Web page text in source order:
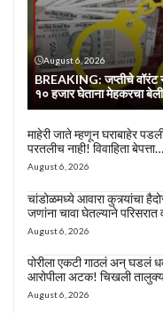
August 6, 2026
BREAKING: जप्तीचे वॉरंट न
१० हजार घेताना मेहकरचा
माहेरी जाते म्हणून घराबाहेर
परतलीच नाही! विवाहिता बेपत्ता…
August 6, 2026
चांडोळमध्ये आवारा कुत्र्यांचा
जणांना चावा घेतल्याने परिसरात
August 6, 2026
पोरीला एकटी गाठलं अन् घडलं
आरोपीला अटक! चिखली
August 6, 2026